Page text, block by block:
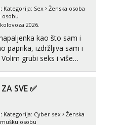
Kategorija: Sex
Ženska osoba
osobu
2026.
kao što sam i
paprika, izdržljiva sam i
grubi seks i više
SVE ✅
Kategorija: Cyber sex
Ženska
osobu